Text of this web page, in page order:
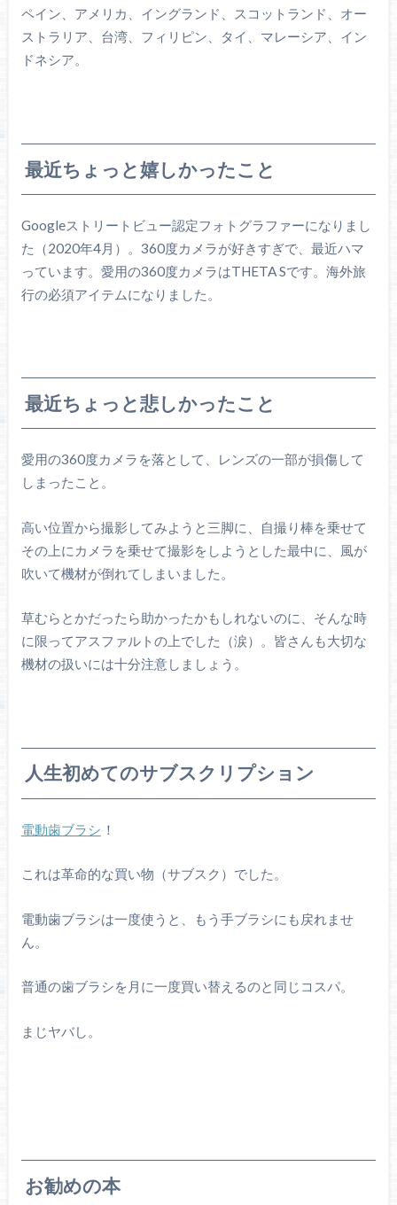
ペイン、アメリカ、イングランド、スコットランド、オー
ストラリア、台湾、フィリピン、タイ、マレーシア、イン
ドネシア。
最近ちょっと嬉しかったこと
Googleストリートビュー認定フォトグラファーになりまし
た（2020年4月）。360度カメラが好きすぎで、最近ハマ
っています。愛用の360度カメラはTHETA Sです。海外旅
行の必須アイテムになりました。
最近ちょっと悲しかったこと
愛用の360度カメラを落として、レンズの一部が損傷して
しまったこと。
高い位置から撮影してみようと三脚に、自撮り棒を乗せて
その上にカメラを乗せて撮影をしようとした最中に、風が
吹いて機材が倒れてしまいました。
草むらとかだったら助かったかもしれないのに、そんな時
に限ってアスファルトの上でした（涙）。皆さんも大切な
機材の扱いには十分注意しましょう。
人生初めてのサブスクリプション
電動歯ブラシ ！
これは革命的な買い物（サブスク）でした。
電動歯ブラシは一度使うと、もう手ブラシにも戻れませ
ん。
普通の歯ブラシを月に一度買い替えるのと同じコスパ。
まじヤバし。
お勧めの本